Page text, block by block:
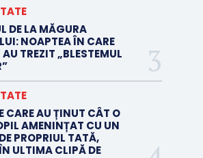
DE LA MĂGURA
NOAPTEA ÎN CARE
TREZIT „BLESTEMUL
CARE AU ȚINUT CÂT O
AMENINȚAT CU UN
PROPRIUL TATĂ,
ULTIMA CLIPĂ DE